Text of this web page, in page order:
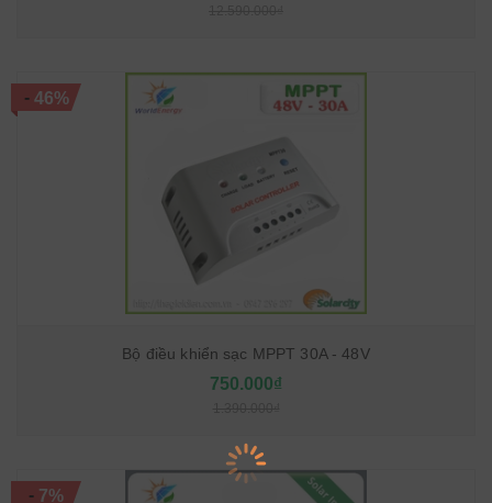
-46%
Bộ điều khiển sạc MPPT 30A - 48V
750.000₫
- 7%